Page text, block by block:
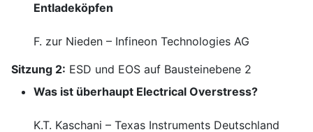
Entladeköpfen
F. zur Nieden – Infineon Technologies AG
Sitzung 2: ESD und EOS auf Bausteinebene 2
Was ist überhaupt Electrical Overstress?
K.T. Kaschani – Texas Instruments Deutschland